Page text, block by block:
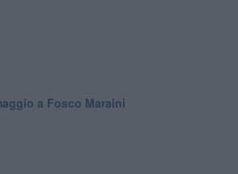
a Fosco Maraini